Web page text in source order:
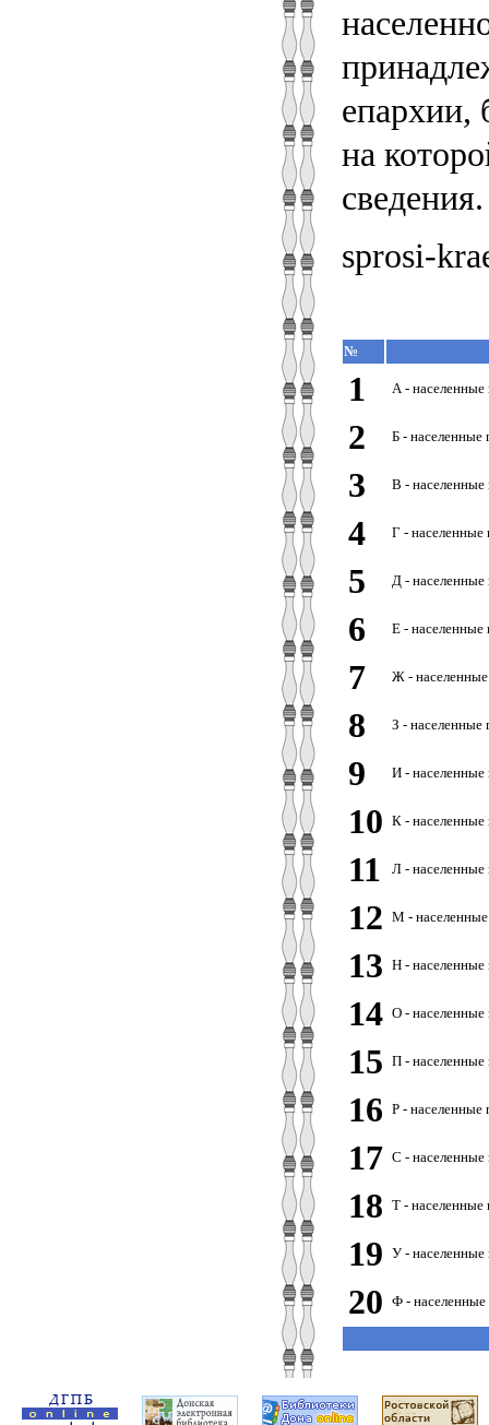
епархии,
на
сведения.
sprosi-
№
1 А - населенные
2 Б - населенные
3 В - населенные
4 Г - населенные
5 Д - населенные
6 Е - населенные
7 Ж - населенные
8 З - населенные
9 И - населенные
10 К - населенные
11 Л - населенные
12 М - населенные
13 Н - населенные
14 О - населенные
15 П - населенные
16 Р - населенные
17 С - населенные
18 Т - населенные
19 У - населенные
20 Ф - населенные